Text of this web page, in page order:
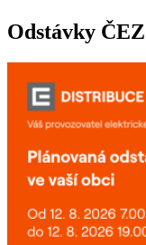
Odstávky ČEZ